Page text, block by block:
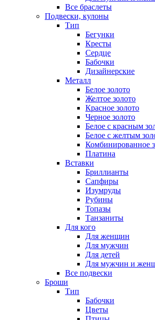
Все браслеты
Подвески, кулоны
Тип
Бегунки
Кресты
Сердце
Бабочки
Дизайнерские
Металл
Белое золото
Желтое золото
Красное золото
Черное золото
Белое с красным
Белое с желтым
Комбинированное
Платина
Вставки
Бриллианты
Сапфиры
Изумруды
Рубины
Топазы
Танзаниты
Для кого
Для женщин
Для мужчин
Для детей
Для мужчин и
Все подвески
Броши
Тип
Бабочки
Цветы